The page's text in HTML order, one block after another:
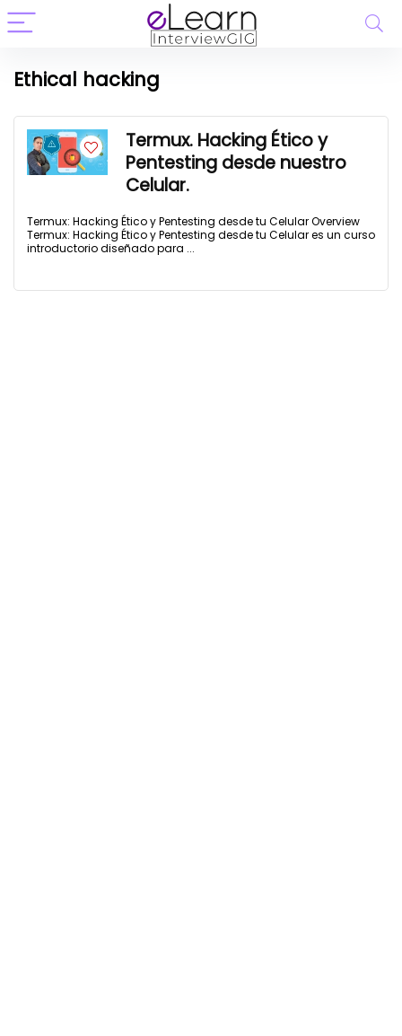
Ethical hacking
Termux. Hacking Ético y
Pentesting desde nuestro
Celular.
Termux: Hacking Ético y Pentesting desde tu Celular Overview
Termux: Hacking Ético y Pentesting desde tu Celular es un curso
introductorio diseñado para ...